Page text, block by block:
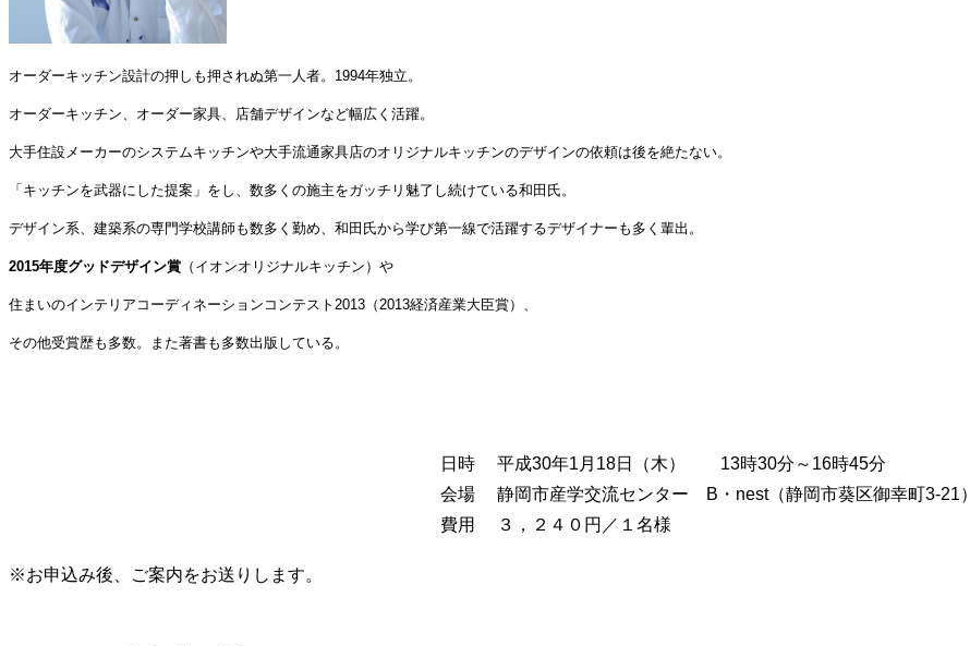
オーダーキッチン設計の押しも押されぬ第一人者。1994年独立。
オーダーキッチン、オーダー家具、店舗デザインなど幅広く活躍。
大手住設メーカーのシステムキッチンや大手流通家具店のオリジナルキッチンのデザインの依頼は後を絶たない。
「キッチンを武器にした提案」をし、数多くの施主をガッチリ魅了し続けている和田氏。
デザイン系、建築系の専門学校講師も数多く勤め、和田氏から学び第一線で活躍するデザイナーも多く輩出。
2015年度グッドデザイン賞 （イオンオリジナルキッチン）や
住まいのインテリアコーディネーションコンテスト2013（2013経済産業大臣賞）、
その他受賞歴も多数。また著書も多数出版している。
日時
平成30年1月18日（木） 13時30分～16時45分
会場
静岡市産学交流センター B・nest（静岡市葵区御幸町3-21）
費用
３，２４０円／１名様
※お申込み後、ご案内をお送りします。